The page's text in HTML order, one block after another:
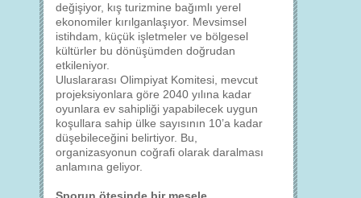
değişiyor, kış turizmine bağımlı yerel
ekonomiler kırılganlaşıyor. Mevsimsel
istihdam, küçük işletmeler ve bölgesel
kültürler bu dönüşümden doğrudan
etkileniyor.
Uluslararası Olimpiyat Komitesi, mevcut
projeksiyonlara göre 2040 yılına kadar
oyunlara ev sahipliği yapabilecek uygun
koşullara sahip ülke sayısının 10’a kadar
düşebileceğini belirtiyor. Bu,
organizasyonun coğrafi olarak daralması
anlamına geliyor.